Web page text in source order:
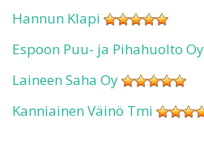
Hannun Klapi
Espoon Puu- ja Pihahuolto Oy
Laineen Saha Oy
Kanniainen Väinö Tmi